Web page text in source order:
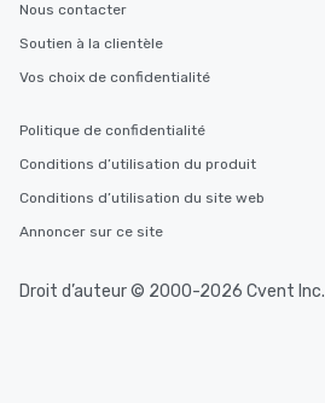
Nous contacter
Soutien à la clientèle
Vos choix de confidentialité
Politique de confidentialité
Conditions d’utilisation du produit
Conditions d’utilisation du site web
Annoncer sur ce site
Droit d’auteur © 2000-2026 Cvent Inc.